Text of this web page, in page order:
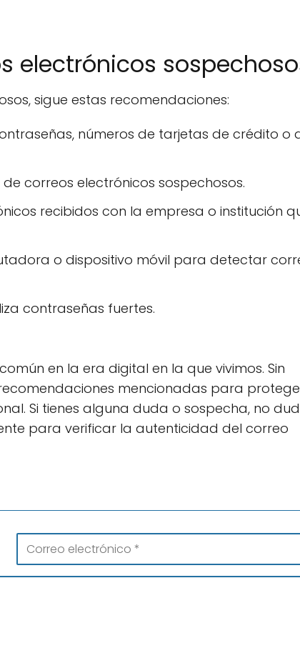
electrónicos
sigue estas recomendaciones:
números de tarjetas de crédito o
correos electrónicos sospechosos.
recibidos con la empresa o institución
o dispositivo móvil para detectar
contraseñas fuertes.
en la era digital en la que vivimos. Sin
mencionadas para
Si tienes alguna duda o sospecha, no
para verificar la autenticidad del correo